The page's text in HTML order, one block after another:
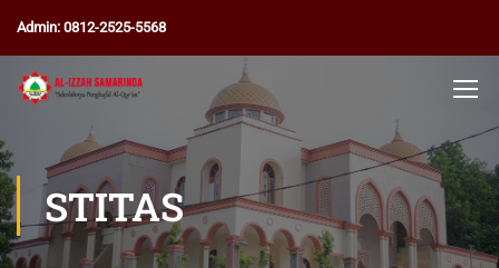
Admin: 0812-2525-5568
STITAS